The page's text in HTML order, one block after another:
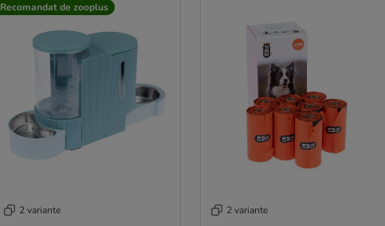
Recomandat de zooplus
2 variante 2 variante